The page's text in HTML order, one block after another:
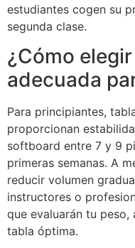
estudiantes cogen su
segunda clase.
¿Cómo
adecuada
Para principiantes,
proporcionan
softboard entre 7 y 9
primeras semanas. A
reducir volumen
instructores o
que evaluarán tu
tabla óptima.